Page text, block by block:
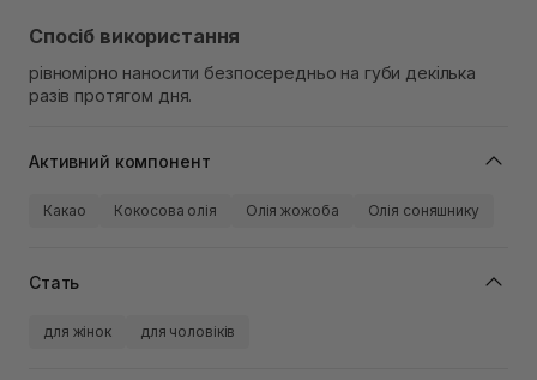
Спосіб використання
рівномірно наносити безпосередньо на губи декілька
разів протягом дня.
Активний компонент
Какао Кокосова олія Олія жожоба Олія соняшнику
Стать
для жінок для чоловіків